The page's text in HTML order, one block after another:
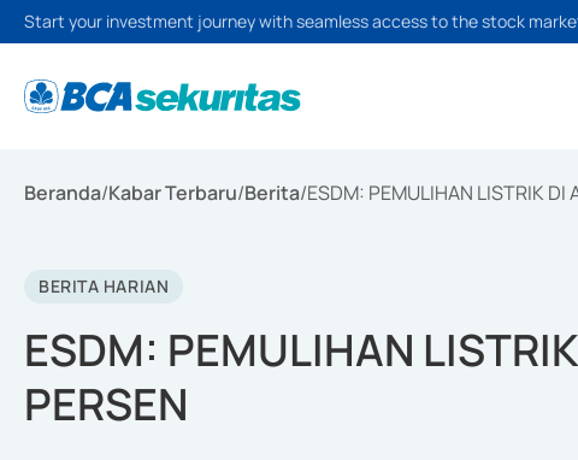
Start your investment journey with seamless access to the stock
Beranda/Kabar Terbaru/Berita/ESDM: PEMULIHAN LISTRIK DI
BERITA HARIAN
ESDM: PEMULIHAN
PERSEN